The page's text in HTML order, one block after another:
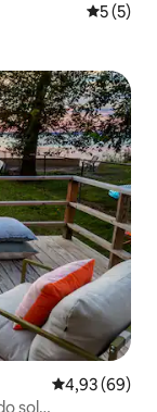
5 de
5 (5)
4,93 de uma
4,93 (69)
sol